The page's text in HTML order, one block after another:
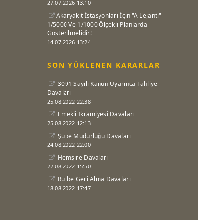
27.07.2026 13:10
Akaryakıt İstasyonları İçin "A Lejantı"
1/5000 Ve 1/1000 Ölçekli Planlarda
Gösterilmelidir!
14.07.2026 13:24
SON YÜKLENEN KARARLAR
3091 Sayılı Kanun Uyarınca Tahliye
Davaları
25.08.2022 22:38
Emekli İkramiyesi Davaları
25.08.2022 12:13
Şube Müdürlüğü Davaları
24.08.2022 22:00
Hemşire Davaları
22.08.2022 15:50
Rütbe Geri Alma Davaları
18.08.2022 17:47